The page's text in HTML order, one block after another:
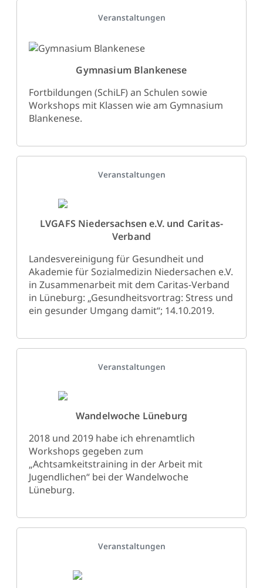
Veranstaltungen
Gymnasium Blankenese
Fortbildungen (SchiLF) an Schulen sowie
Workshops mit Klassen wie am Gymnasium
Blankenese.
Veranstaltungen
LVGAFS Niedersachsen e.V. und Caritas-
Verband
Landesvereinigung für Gesundheit und
Akademie für Sozialmedizin Niedersachen e.V.
in Zusammenarbeit mit dem Caritas-Verband
in Lüneburg: „Gesundheitsvortrag: Stress und
ein gesunder Umgang damit“; 14.10.2019.
Veranstaltungen
Wandelwoche Lüneburg
2018 und 2019 habe ich ehrenamtlich
Workshops gegeben zum
„Achtsamkeitstraining in der Arbeit mit
Jugendlichen“ bei der Wandelwoche
Lüneburg.
Veranstaltungen